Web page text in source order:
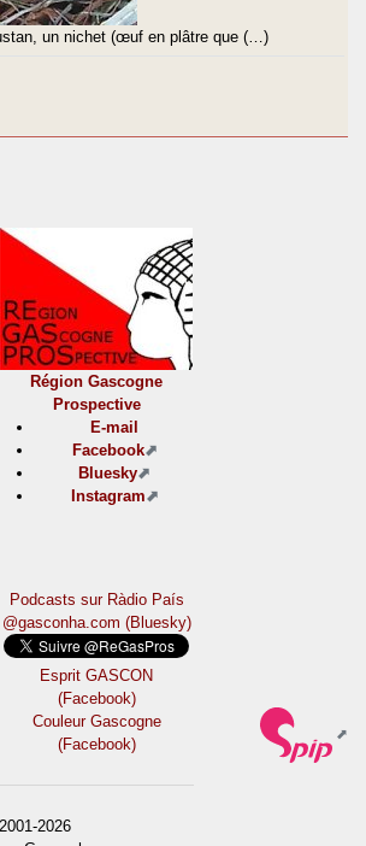
un nichet (œuf en plâtre que (…)
Région Gascogne
Prospective
E-mail
Facebook
Bluesky
Instagram
Podcasts sur Ràdio País
@gasconha.com (Bluesky)
Esprit GASCON
(Facebook)
Couleur Gascogne
(Facebook)
2001-2026